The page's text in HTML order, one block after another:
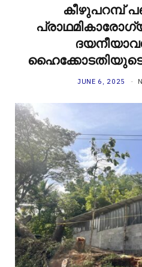
കീഴുപറമ്പ്
ഹൈക്കോടതിയുടെ
JUNE 6, 2025